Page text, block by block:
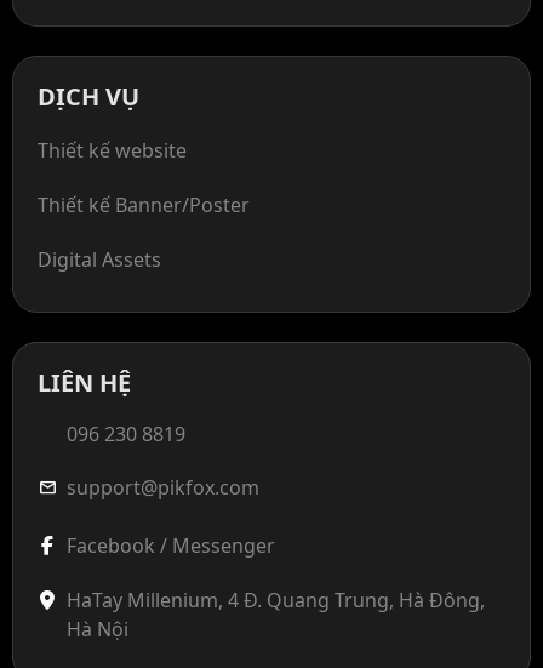
DỊCH VỤ
Thiết kế website
Thiết kế Banner/Poster
Digital Assets
LIÊN HỆ
096 230 8819
mail support@pikfox.com
Facebook / Messenger
HaTay Millenium, 4 Đ. Quang Trung, Hà Đông,
Hà Nội